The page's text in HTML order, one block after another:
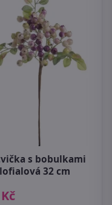
s bobulkami
32 cm